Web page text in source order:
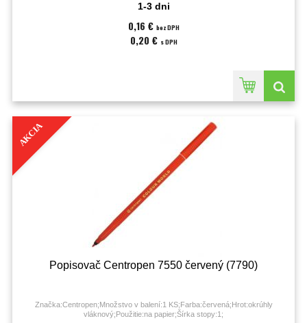
1-3 dni
0,16 € bez DPH
0,20 € s DPH
AKCIA
Popisovač Centropen 7550 červený (7790)
Značka:Centropen;Množstvo v balení:1 KS;Farba:červená;Hrot:okrúhly
vláknový;Použitie:na papier;Šírka stopy:1;